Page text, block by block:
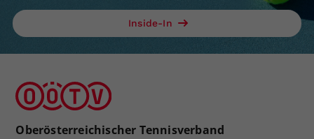
Inside-In
Oberösterreichischer Tennisverband